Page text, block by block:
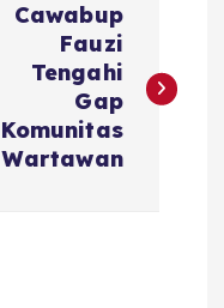
Cawabup
Fauzi
Tengahi
Gap
Komunitas
Wartawan